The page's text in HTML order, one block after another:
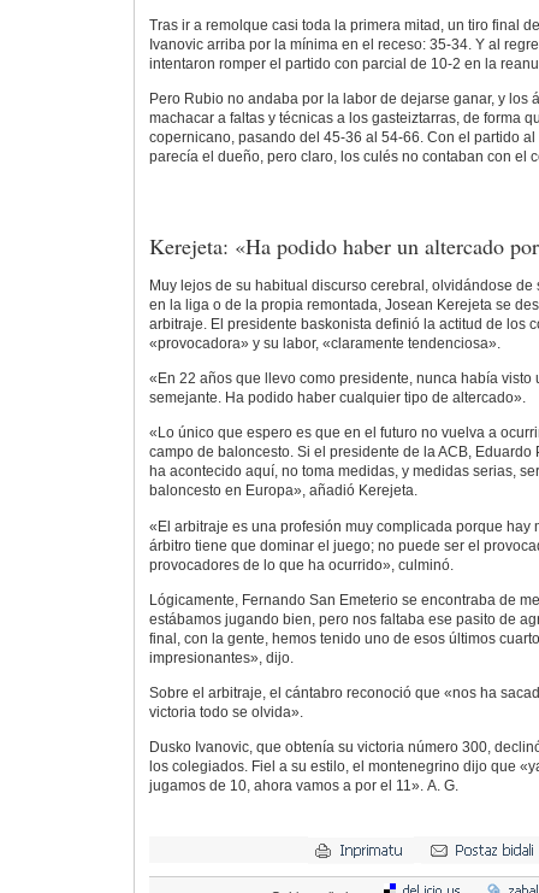
Tras ir a remolque casi toda la primera mitad, un tiro final
Ivanovic arriba por la mínima en el receso: 35-34. Y al
intentaron romper el partido con parcial de 10-2 en la
Pero Rubio no andaba por la labor de dejarse ganar, y los
machacar a faltas y técnicas a los gasteiztarras, de forma
copernicano, pasando del 45-36 al 54-66. Con el partido
parecía el dueño, pero claro, los culés no contaban con el
Kerejeta: «Ha podido haber un altercado
Muy lejos de su habitual discurso cerebral, olvidándose
en la liga o de la propia remontada, Josean Kerejeta se
arbitraje. El presidente baskonista definió la actitud de los
«provocadora» y su labor, «claramente tendenciosa».
«En 22 años que llevo como presidente, nunca había visto
semejante. Ha podido haber cualquier tipo de altercado».
«Lo único que espero es que en el futuro no vuelva a
campo de baloncesto. Si el presidente de la ACB, Eduardo
ha acontecido aquí, no toma medidas, y medidas serias,
baloncesto en Europa», añadió Kerejeta.
«El arbitraje es una profesión muy complicada porque hay
árbitro tiene que dominar el juego; no puede ser el
provocadores de lo que ha ocurrido», culminó.
Lógicamente, Fernando San Emeterio se encontraba de
estábamos jugando bien, pero nos faltaba ese pasito de
final, con la gente, hemos tenido uno de esos últimos
impresionantes», dijo.
Sobre el arbitraje, el cántabro reconoció que «nos ha
victoria todo se olvida».
Dusko Ivanovic, que obtenía su victoria número 300,
los colegiados. Fiel a su estilo, el montenegrino dijo que
jugamos de 10, ahora vamos a por el 11». A. G.